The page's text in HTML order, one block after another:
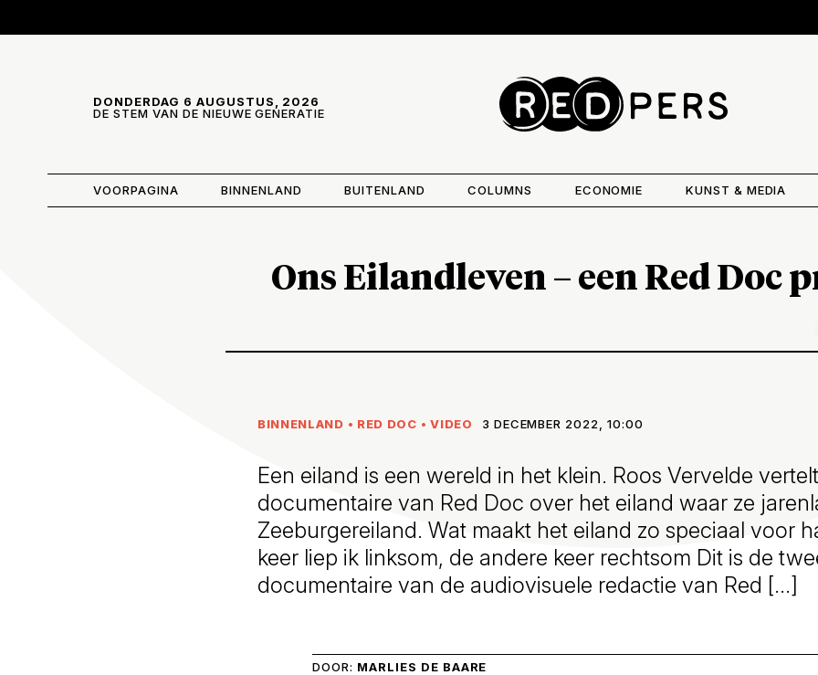
DONDERDAG 6 AUGUSTUS, 2026
DE STEM VAN DE NIEUWE GENERATIE
VOORPAGINA BINNENLAND BUITENLAND COLUMNS ECONOMIE KUNST & MEDIA
Ons Eilandleven – een Red Doc
BINNENLAND • RED DOC • VIDEO 3 DECEMBER 2022, 10:00
Een eiland is een wereld in het klein. Roos Vervelde
documentaire van Red Doc over het eiland waar ze
Zeeburgereiland. Wat maakt het eiland zo speciaal voor
keer liep ik linksom, de andere keer rechtsom Dit is de
documentaire van de audiovisuele redactie van Red […]
DOOR: MARLIES DE BAARE